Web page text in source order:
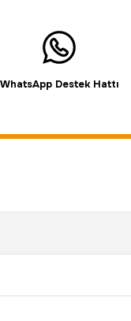
WhatsApp Destek Hattı